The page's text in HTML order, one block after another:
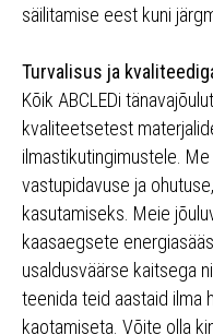
säilitamise eest kuni
Turvalisus ja
Kõik ABCLEDi
kvaliteetsetest
ilmastikutingimustele.
vastupidavuse ja
kasutamiseks. Meie
kaasaegsete
usaldusväärse kaitsega
teenida teid aastaid ilma
kaotamiseta. Võite olla